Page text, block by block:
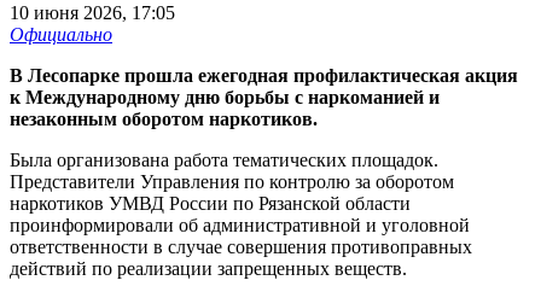
10 июня 2026, 17:05
Официально
В Лесопарке прошла ежегодная профилактическая акция
к Международному дню борьбы с наркоманией и
незаконным оборотом наркотиков.
Была организована работа тематических площадок.
Представители Управления по контролю за оборотом
наркотиков УМВД России по Рязанской области
проинформировали об административной и уголовной
ответственности в случае совершения противоправных
действий по реализации запрещенных веществ.